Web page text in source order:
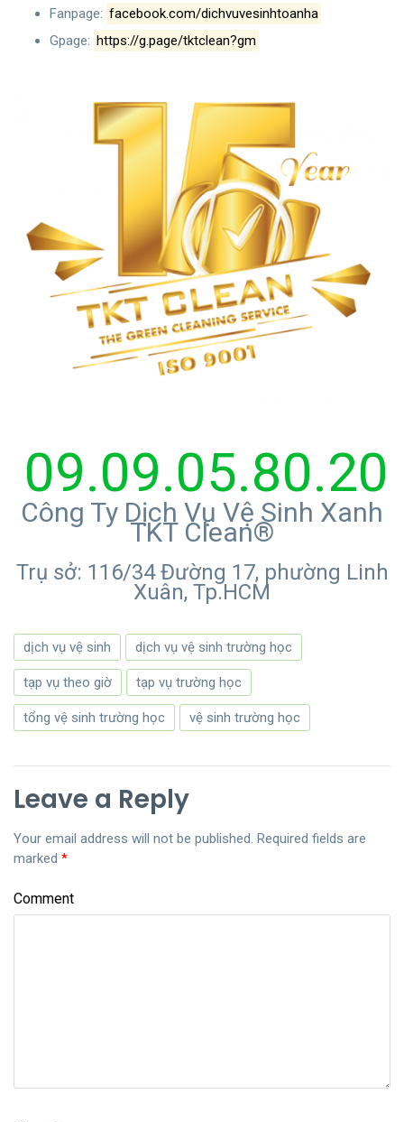
Fanpage: facebook.com/dichvuvesinhtoanha
Gpage: https://g.page/tktclean?gm
09.09.05.80.20
Công Ty Dịch Vụ Vệ Sinh Xanh
TKT Clean®
Trụ sở: 116/34 Đường 17, phường Linh
Xuân, Tp.HCM
dịch vụ vệ sinh dịch vụ vệ sinh trường học
tạp vụ theo giờ tạp vụ trường học
tổng vệ sinh trường học vệ sinh trường học
Leave a Reply
Your email address will not be published. Required fields are
marked *
Comment